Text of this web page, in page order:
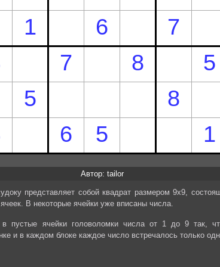
Автор: tailor
представляет собой квадрат размером 9х9,
В некоторые ячейки уже вписаны числа.
пустые ячейки головоломки числа от 1 до 9 так,
и в каждом блоке каждое число встречалось только